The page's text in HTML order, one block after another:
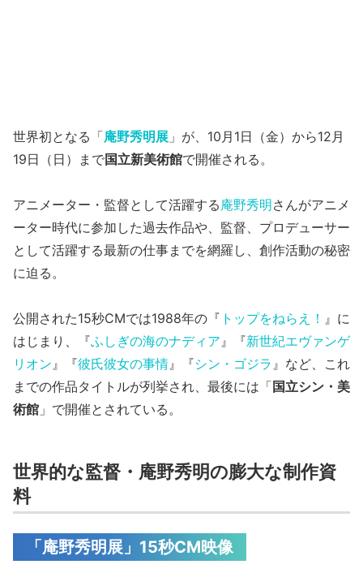
世界初となる「庵野秀明展 」が、10月1日（金）から12月
19日（日）まで国立新美術館で開催される。
アニメーター・監督として活躍する庵野秀明さんがアニメ
ーター時代に参加した過去作品や、監督、プロデューサー
として活躍する最新の仕事までを網羅し、創作活動の秘密
に迫る。
公開された15秒CMでは1988年の『 トップをねらえ！ 』に
はじまり、『ふしぎの海のナディア』『新世紀エヴァンゲ
リオン』『彼氏彼女の事情』『シン・ゴジラ 』など、これ
までの作品タイトルが列挙され、最後には「 国立シン・美
術館 」で開催とされている。
世界的な監督・庵野秀明の膨大な制作資
料
「庵野秀明展」15秒CM映像